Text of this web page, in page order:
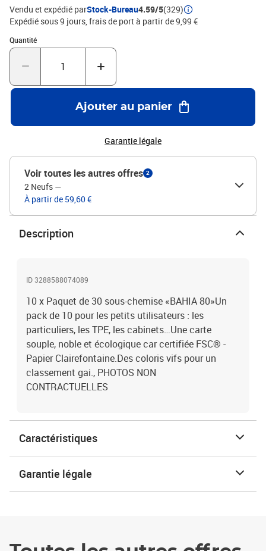
Vendu et expédié parStock-Bureau4.59/5(329)
Expédié sous 9 jours, frais de port à partir de 9,99 €
Quantité
Quantité : 1
Ajouter au panier
Garantie légale
Voir toutes les autres offres 2
2 Neufs —
À partir de 59,60 €
Description
ID 3288588074089
10 x Paquet de 30 sous-chemise «BAHIA 80»Un
pack de 10 pour les petits utilisateurs : les
particuliers, les TPE, les cabinets…Une carte
souple, noble et écologique car certifiée FSC® -
Papier Clairefontaine.Des coloris vifs pour un
classement gai., PHOTOS NON
CONTRACTUELLES
Caractéristiques
Garantie légale